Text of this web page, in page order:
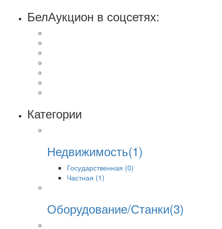
БелАукцион в соцсетях:
Категории
Недвижимость(1)
Государственная (0)
Частная (1)
Оборудование/Станки(3)